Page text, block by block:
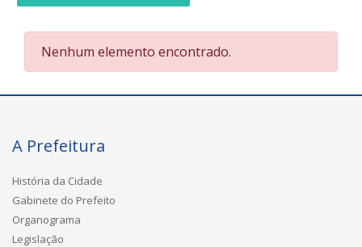
Nenhum elemento encontrado.
A Prefeitura
História da Cidade
Gabinete do Prefeito
Organograma
Legislação